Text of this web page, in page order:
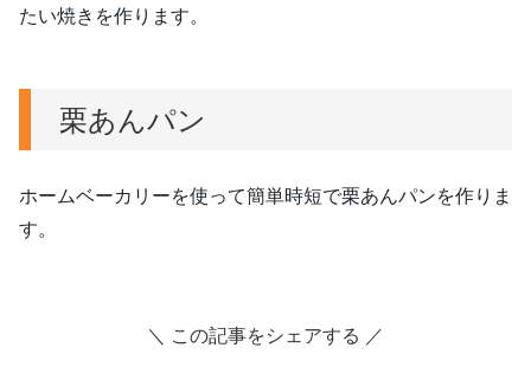
たい焼きを作ります。
栗あんパン
ホームベーカリーを使って簡単時短で栗あんパンを作りま
す。
＼ この記事をシェアする ／